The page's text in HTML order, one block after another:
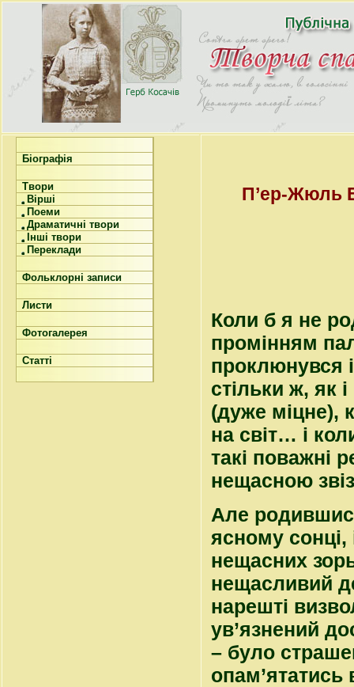
Біографія
Твори
Вірші
Поеми
Драматичні твори
Інші твори
Переклади
Фольклорні записи
Листи
Фотогалерея
Статті
П’ер-Жюль
Коли б я не
промінням
проклюнувся
стільки ж, як
(дуже міцне),
на світ… і
такі поважні
нещасною
Але
ясному сонці,
нещасних
нещасливий
нарешті
ув’язнений
– було